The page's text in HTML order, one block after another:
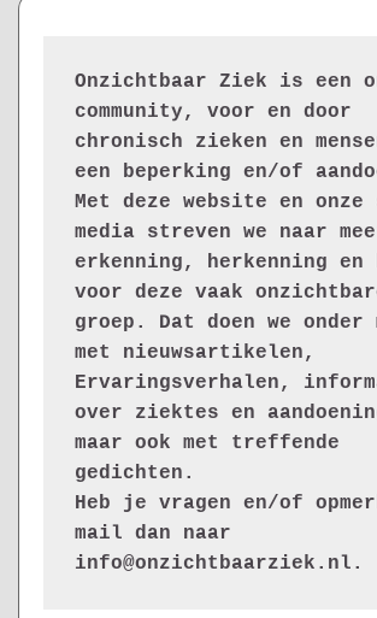
Onzichtbaar Ziek is een
community, voor en door
chronisch zieken en
een beperking en/of
Met deze website en
media streven we naar
erkenning, herkenning en
voor deze vaak
groep. Dat doen we onder
met nieuwsartikelen,
Ervaringsverhalen,
over ziektes en
maar ook met treffende
gedichten.
Heb je vragen en/of
mail dan naar
info@onzichtbaarziek.nl.